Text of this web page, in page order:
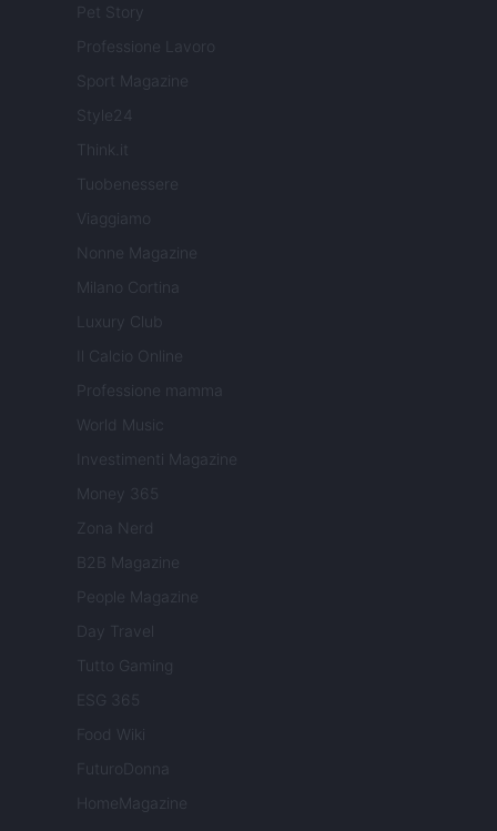
Pet Story
Professione Lavoro
Sport Magazine
Style24
Think.it
Tuobenessere
Viaggiamo
Nonne Magazine
Milano Cortina
Luxury Club
Il Calcio Online
Professione mamma
World Music
Investimenti Magazine
Money 365
Zona Nerd
B2B Magazine
People Magazine
Day Travel
Tutto Gaming
ESG 365
Food Wiki
FuturoDonna
HomeMagazine